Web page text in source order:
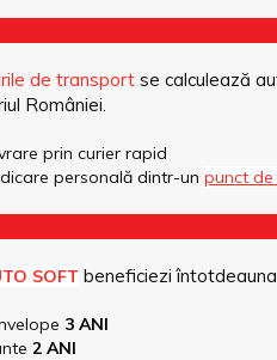
de transport se calculează
României.
prin curier rapid
personală dintr-un punct de
SOFT beneficiezi
3 ANI
2 ANI